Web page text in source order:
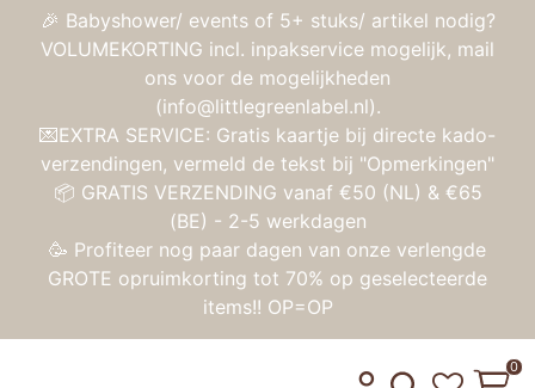
🎉 Babyshower/ events of 5+ stuks/ artikel nodig?
VOLUMEKORTING incl. inpakservice mogelijk, mail
ons voor de mogelijkheden
(info@littlegreenlabel.nl).
💌EXTRA SERVICE: Gratis kaartje bij directe kado-
verzendingen, vermeld de tekst bij "Opmerkingen"
📦 GRATIS VERZENDING vanaf €50 (NL) & €65
(BE) - 2-5 werkdagen
🥳 Profiteer nog paar dagen van onze verlengde
GROTE opruimkorting tot 70% op geselecteerde
items!! OP=OP
0